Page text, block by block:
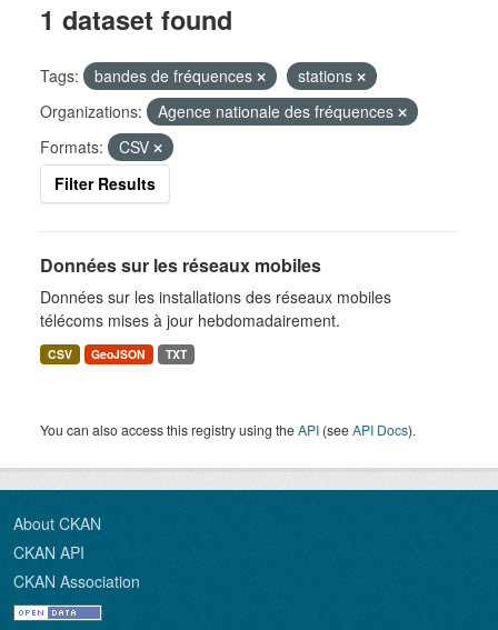
1 dataset found
Tags: bandes de fréquences
stations
Organizations:
Agence nationale des fréquences
Formats:
CSV
Filter Results
Données sur les réseaux mobiles
Données sur les installations des réseaux mobiles
télécoms mises à jour hebdomadairement.
CSV GeoJSON TXT
You can also access this registry using theAPI (seeAPI Docs).
About CKAN
CKAN API
CKAN Association